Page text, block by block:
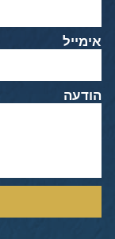
אימייל
הודעה